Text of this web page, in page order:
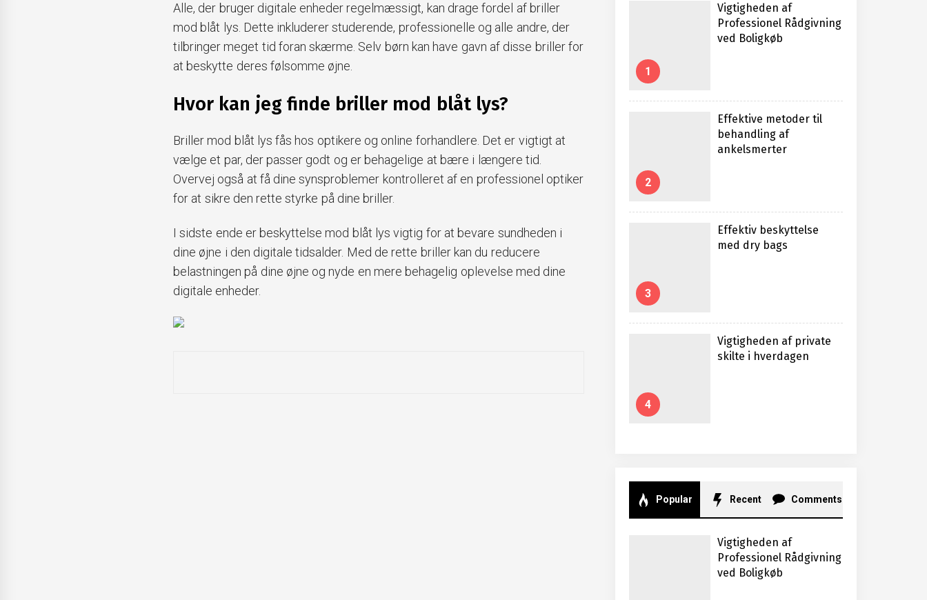
Alle, der bruger digitale enheder regelmæssigt, kan drage fordel af briller
mod blåt lys. Dette inkluderer studerende, professionelle og alle andre, der
tilbringer meget tid foran skærme. Selv børn kan have gavn af disse briller for
at beskytte deres følsomme øjne.
Hvor kan jeg finde briller mod blåt lys?
Briller mod blåt lys fås hos optikere og online forhandlere. Det er vigtigt at
vælge et par, der passer godt og er behagelige at bære i længere tid.
Overvej også at få dine synsproblemer kontrolleret af en professionel optiker
for at sikre den rette styrke på dine briller.
I sidste ende er beskyttelse mod blåt lys vigtig for at bevare sundheden i
dine øjne i den digitale tidsalder. Med de rette briller kan du reducere
belastningen på dine øjne og nyde en mere behagelig oplevelse med dine
digitale enheder.
1
Vigtigheden af
Professionel Rådgivning
ved Boligkøb
2
Effektive metoder til
behandling af
ankelsmerter
3
Effektiv beskyttelse
med dry bags
4
Vigtigheden af private
skilte i hverdagen
Popular Recent Comments
Vigtigheden af
Professionel Rådgivning
ved Boligkøb